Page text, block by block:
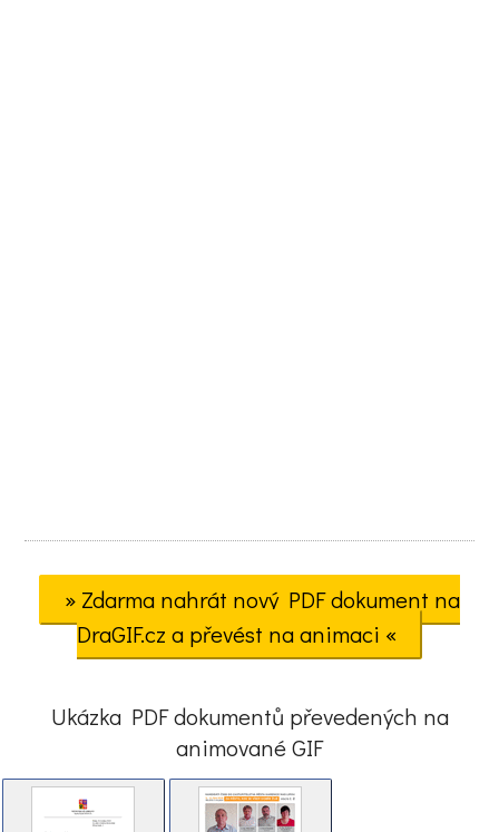
» Zdarma nahrát nový PDF dokument na
DraGIF.cz a převést na animaci «
Ukázka PDF dokumentů převedených na
animované GIF